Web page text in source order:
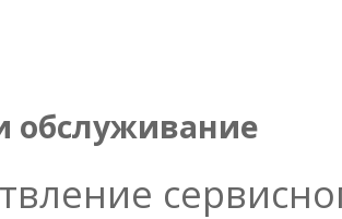
обслуживание